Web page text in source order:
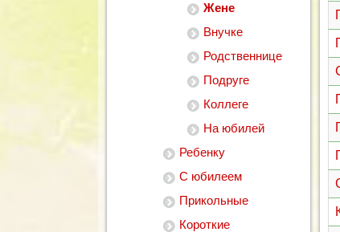
Жене
Внучке
Родственнице
Подруге
Коллеге
На юбилей
Ребенку
С юбилеем
Прикольные
Короткие